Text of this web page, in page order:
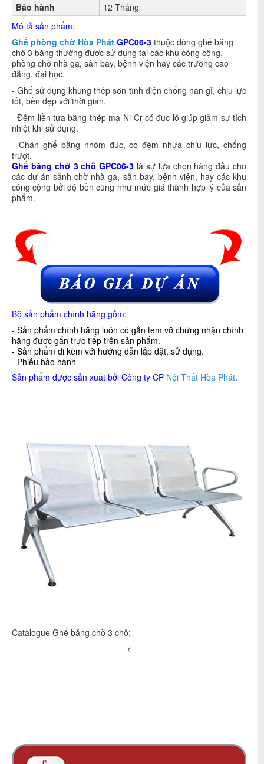
Bảo hành
12 Tháng
Mô tả sản phẩm:
Ghế phòng chờ Hòa Phát GPC06-3 thuộc dòng ghế băng
chờ 3 băng thường được sử dụng tại các khu công cộng,
phòng chờ nhà ga, sân bay, bệnh viện hay các trường cao
đẳng, đại học.
- Ghế sử dụng khung thép sơn tĩnh điện chống han gỉ, chịu lực
tốt, bền đẹp với thời gian.
- Đệm liền tựa bằng thép mạ Ni-Cr có đục lỗ giúp giảm sự tích
nhiệt khi sử dụng.
- Chân ghế bằng nhôm đúc, có đệm nhựa chịu lực, chống
trượt.
Ghế băng chờ 3 chỗ GPC06-3 là sự lựa chọn hàng đầu cho
các dự án sảnh chờ nhà ga, sân bay, bệnh viện, hay các khu
công cộng bởi độ bền cũng như mức giá thành hợp lý của sản
phẩm.
Bộ sản phẩm chính hãng gồm:
- Sản phẩm chính hãng luôn có gắn tem vỡ chứng nhận chính
hãng được gắn trực tiếp trên sản phẩm.
- Sản phẩm đi kèm với hướng dẫn lắp đặt, sử dụng.
- Phiếu bảo hành
Sản phẩm được sản xuất bởi Công ty CP Nội Thất Hòa Phát.
Catalogue Ghế băng chờ 3 chỗ:
<